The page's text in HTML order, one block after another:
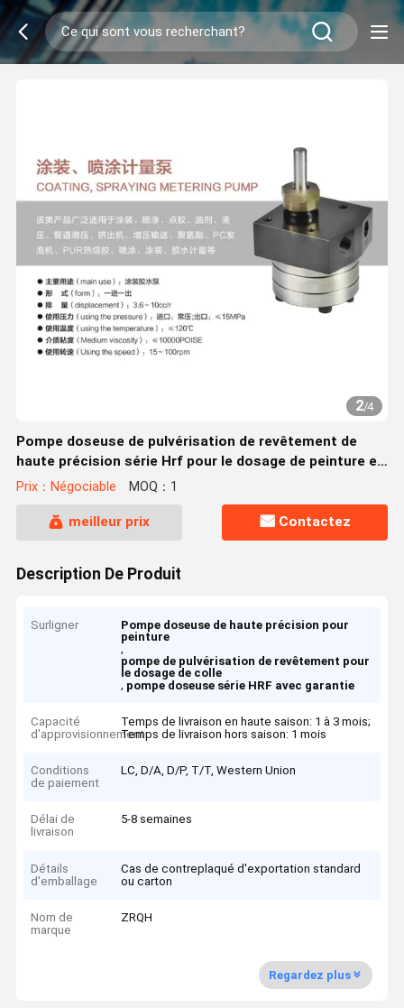
2/4
Pompe doseuse de pulvérisation de revêtement de
haute précision série Hrf pour le dosage de peinture et
de colle
Prix：Négociable MOQ：1
meilleur prix Contactez
Description De Produit
Surligner
Pompe doseuse de haute précision pour
peinture
,
pompe de pulvérisation de revêtement pour
le dosage de colle
, pompe doseuse série HRF avec garantie
Capacité
d'approvisionnement
Temps de livraison en haute saison: 1 à 3 mois;
Temps de livraison hors saison: 1 mois
Conditions
de paiement
LC, D/A, D/P, T/T, Western Union
Délai de
livraison
5-8 semaines
Détails
d'emballage
Cas de contreplaqué d'exportation standard
ou carton
Nom de
marque
ZRQH
Regardez plus